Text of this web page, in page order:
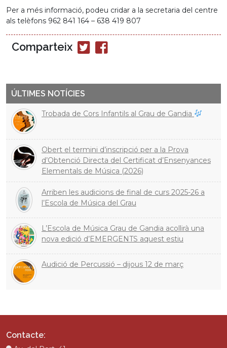
Per a més informació, podeu cridar a la secretaria del centre
als telèfons 962 841 164 – 638 419 807
Comparteix
Compartir
en
Compartir
en
ÚLTIMES NOTÍCIES
Trobada de Cors Infantils al Grau de Gandia
Obert el termini d’inscripció per a la Prova
d’Obtenció Directa del Certificat d’Ensenyances
Elementals de Música (2026)
Arriben les audicions de final de curs 2025-26 a
l’Escola de Música del Grau
L’Escola de Música Grau de Gandia acollirà una
nova edició d’EMERGENTS aquest estiu
Audició de Percussió – dijous 12 de març
Contacte: